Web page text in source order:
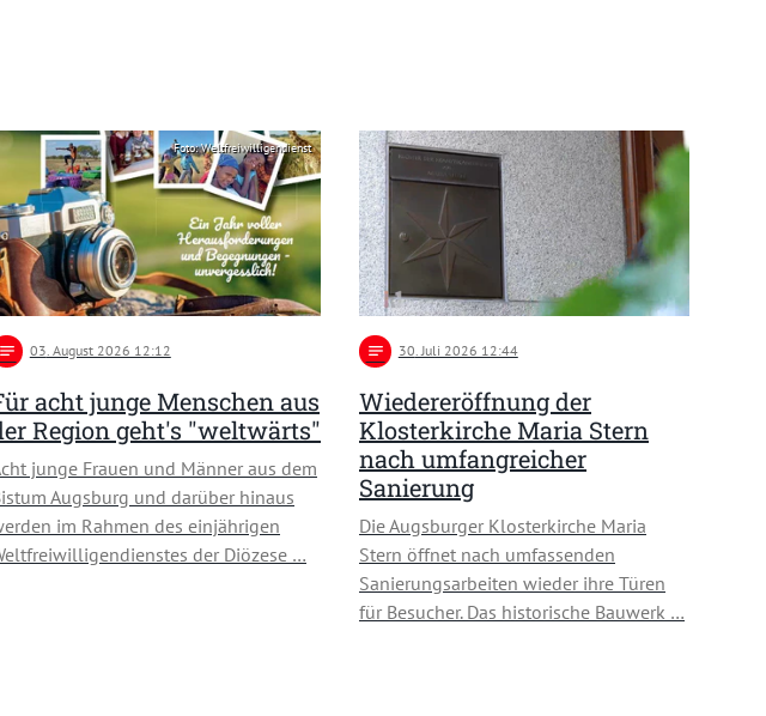
Foto: Weltfreiwilligendienst
notes 03. August 2026 12:12
acht junge Menschen aus
Region geht's "weltwärts"
junge Frauen und Männer aus dem
Augsburg und darüber hinaus
im Rahmen des einjährigen
der Diözese …
notes 30. Juli 2026 12:44
Wiedereröffnung der
Klosterkirche Maria Stern
nach umfangreicher
Sanierung
Die Augsburger Klosterkirche Maria
Stern öffnet nach umfassenden
Sanierungsarbeiten wieder ihre Türen
für Besucher. Das historische Bauwerk …